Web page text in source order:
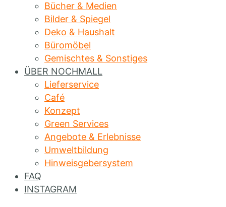
Bücher & Medien
Bilder & Spiegel
Deko & Haushalt
Büromöbel
Gemischtes & Sonstiges
ÜBER NOCHMALL
Lieferservice
Café
Konzept
Green Services
Angebote & Erlebnisse
Umweltbildung
Hinweisgebersystem
FAQ
INSTAGRAM